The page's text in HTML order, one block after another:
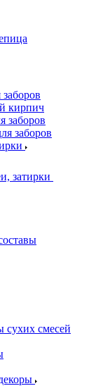
кирпич
заборов
заборов
затирки
сухих смесей